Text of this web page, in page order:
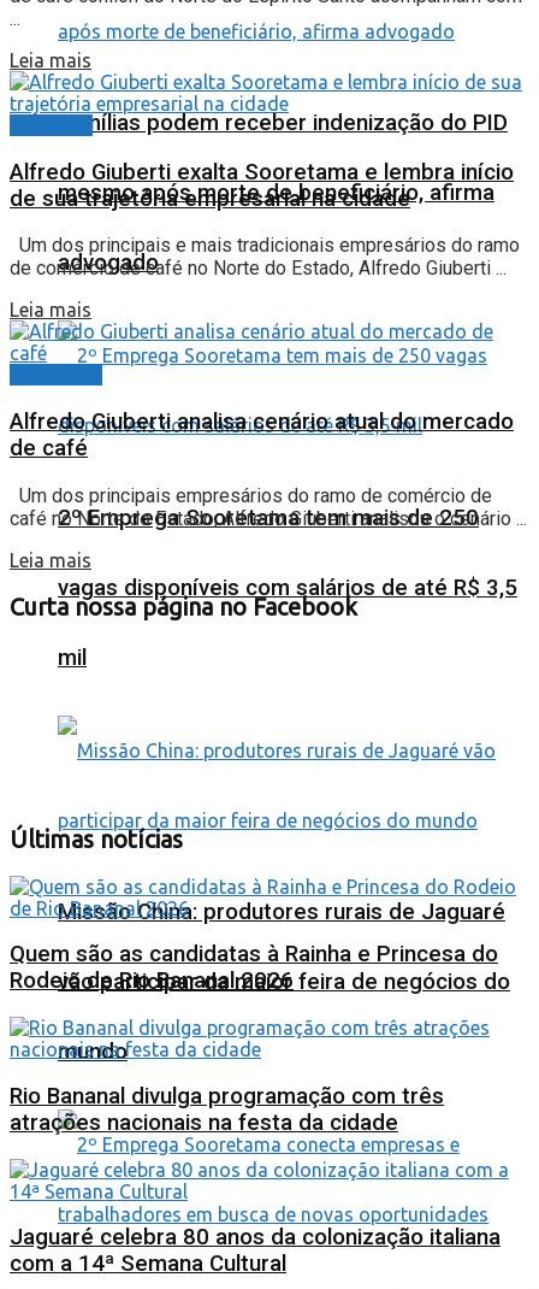
Famílias podem receber indenização do PID
mesmo após morte de beneficiário, afirma
advogado
2º Emprega Sooretama tem mais de 250
vagas disponíveis com salários de até R$ 3,5
mil
Missão China: produtores rurais de Jaguaré
vão participar da maior feira de negócios do
mundo
...
Leia mais
Alfredo Giuberti exalta Sooretama e lembra início
de sua trajetória empresarial na cidade
Um dos principais e mais tradicionais empresários do ramo
de comércio de café no Norte do Estado, Alfredo Giuberti ...
Leia mais
Alfredo Giuberti analisa cenário atual do mercado
de café
Um dos principais empresários do ramo de comércio de
café no Norte do Estado, Alfredo Giuberti analisou o cenário ...
Leia mais
Curta nossa página no Facebook
Últimas notícias
Quem são as candidatas à Rainha e Princesa do
Rodeio de Rio Bananal 2026
Rio Bananal divulga programação com três
atrações nacionais na festa da cidade
Jaguaré celebra 80 anos da colonização italiana
com a 14ª Semana Cultural